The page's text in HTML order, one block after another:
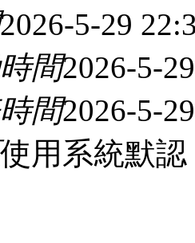
2026-5-29
間2026-5-
間2026-5-
使用系統默認